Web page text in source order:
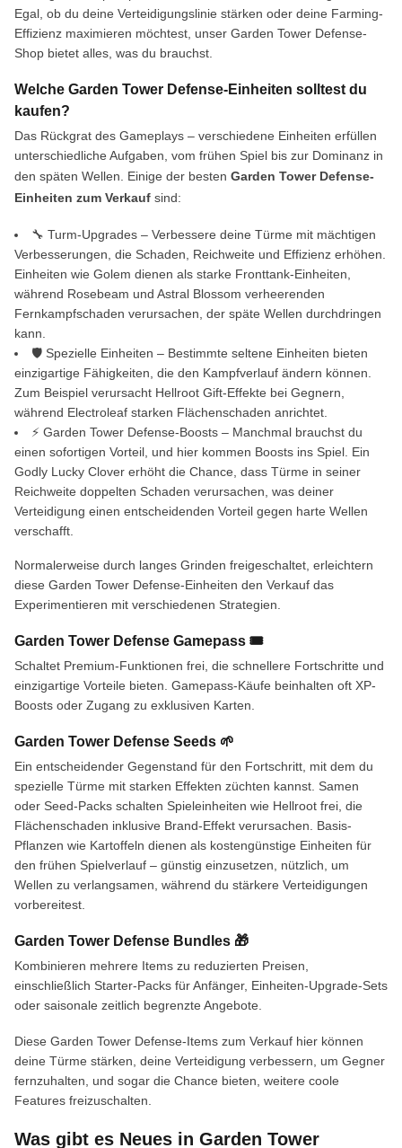
Egal, ob du deine Verteidigungslinie stärken oder deine Farming-
Effizienz maximieren möchtest, unser Garden Tower Defense-
Shop bietet alles, was du brauchst.
Welche Garden Tower Defense-Einheiten solltest du
kaufen?
Das Rückgrat des Gameplays – verschiedene Einheiten erfüllen
unterschiedliche Aufgaben, vom frühen Spiel bis zur Dominanz in
den späten Wellen. Einige der besten Garden Tower Defense-
Einheiten zum Verkauf sind:
🔧 Turm-Upgrades – Verbessere deine Türme mit mächtigen
Verbesserungen, die Schaden, Reichweite und Effizienz erhöhen.
Einheiten wie Golem dienen als starke Fronttank-Einheiten,
während Rosebeam und Astral Blossom verheerenden
Fernkampfschaden verursachen, der späte Wellen durchdringen
kann.
🛡️ Spezielle Einheiten – Bestimmte seltene Einheiten bieten
einzigartige Fähigkeiten, die den Kampfverlauf ändern können.
Zum Beispiel verursacht Hellroot Gift-Effekte bei Gegnern,
während Electroleaf starken Flächenschaden anrichtet.
⚡ Garden Tower Defense-Boosts – Manchmal brauchst du
einen sofortigen Vorteil, und hier kommen Boosts ins Spiel. Ein
Godly Lucky Clover erhöht die Chance, dass Türme in seiner
Reichweite doppelten Schaden verursachen, was deiner
Verteidigung einen entscheidenden Vorteil gegen harte Wellen
verschafft.
Normalerweise durch langes Grinden freigeschaltet, erleichtern
diese Garden Tower Defense-Einheiten den Verkauf das
Experimentieren mit verschiedenen Strategien.
Garden Tower Defense Gamepass 🎟️
Schaltet Premium-Funktionen frei, die schnellere Fortschritte und
einzigartige Vorteile bieten. Gamepass-Käufe beinhalten oft XP-
Boosts oder Zugang zu exklusiven Karten.
Garden Tower Defense Seeds 🌱
Ein entscheidender Gegenstand für den Fortschritt, mit dem du
spezielle Türme mit starken Effekten züchten kannst. Samen
oder Seed-Packs schalten Spieleinheiten wie Hellroot frei, die
Flächenschaden inklusive Brand-Effekt verursachen. Basis-
Pflanzen wie Kartoffeln dienen als kostengünstige Einheiten für
den frühen Spielverlauf – günstig einzusetzen, nützlich, um
Wellen zu verlangsamen, während du stärkere Verteidigungen
vorbereitest.
Garden Tower Defense Bundles 🎁
Kombinieren mehrere Items zu reduzierten Preisen,
einschließlich Starter-Packs für Anfänger, Einheiten-Upgrade-Sets
oder saisonale zeitlich begrenzte Angebote.
Diese Garden Tower Defense-Items zum Verkauf hier können
deine Türme stärken, deine Verteidigung verbessern, um Gegner
fernzuhalten, und sogar die Chance bieten, weitere coole
Features freizuschalten.
Was gibt es Neues in Garden Tower